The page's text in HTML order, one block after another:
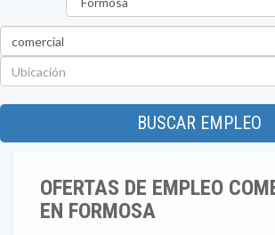
BUSCAR EMPLEO
OFERTAS DE EMPLEO
EN FORMOSA